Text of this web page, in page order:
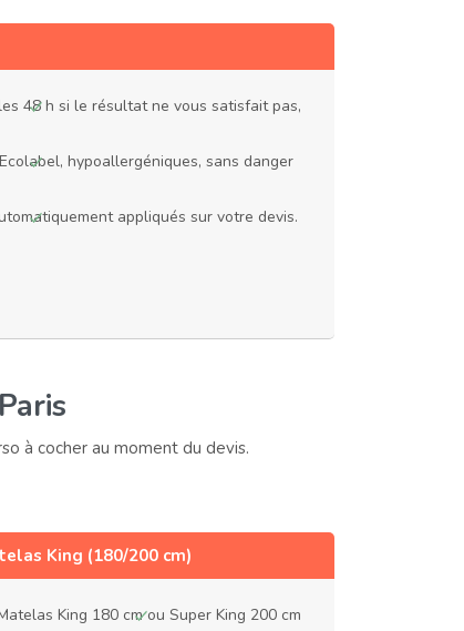
48 h si le résultat ne vous satisfait pas,
hypoallergéniques, sans danger
appliqués sur votre devis.
à cocher au moment du devis.
King (180/200 cm)
King 180 cm ou Super King 200 cm